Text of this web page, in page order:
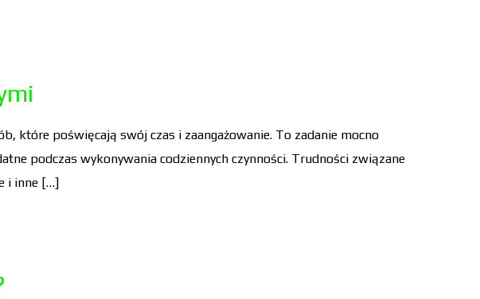
które poświęcają swój czas i zaangażowanie. To zadanie mocno
podczas wykonywania codziennych czynności. Trudności związane
i inne […]